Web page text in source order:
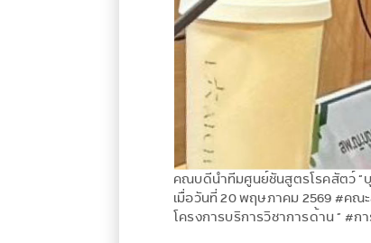
คณบดีนำทีมศูนย์ชันสูตรโรคสัตว์ “
เมื่อวันที่ 20 พฤษภาคม 2569 #ค
โครงการบริการวิชาการด้าน “ #